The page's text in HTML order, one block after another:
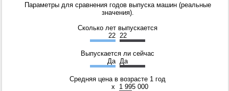
Параметры для сравнения годов выпуска машин (реальные
значения).
Сколько лет выпускается
22 22
Выпускается ли сейчас
Да Да
Средняя цена в возрасте 1 год
x
1 995 000